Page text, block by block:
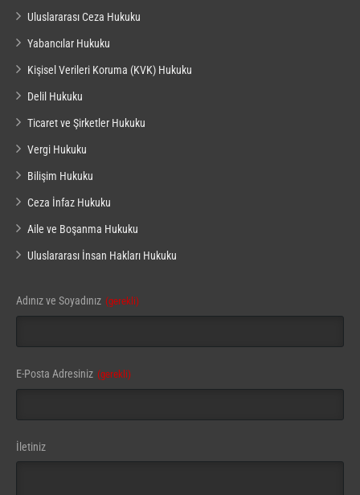
Uluslararası Ceza Hukuku
Yabancılar Hukuku
Kişisel Verileri Koruma (KVK) Hukuku
Delil Hukuku
Ticaret ve Şirketler Hukuku
Vergi Hukuku
Bilişim Hukuku
Ceza İnfaz Hukuku
Aile ve Boşanma Hukuku
Uluslararası İnsan Hakları Hukuku
Adınız ve Soyadınız (gerekli)
E-Posta Adresiniz (gerekli)
İletiniz